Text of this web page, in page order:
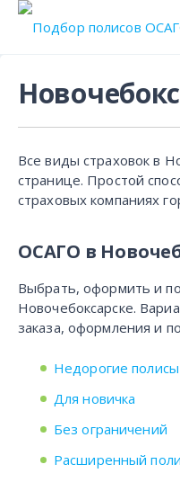
Все виды страховок в
странице. Простой
страховых компаниях
ОСАГО в
Выбрать, оформить и
Новочебоксарске.
заказа, оформления и
Недорогие полисы
Для новичка
Без ограничений
Расширенный